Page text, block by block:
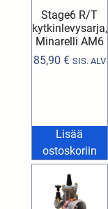
Stage6 R/T
kytkinlevysarja,
Minarelli AM6
85,90 € SIS. ALV
Lisää
ostoskoriin